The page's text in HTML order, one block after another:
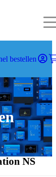
bestellen
NS